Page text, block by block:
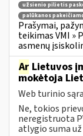
užsienio pilietis
palūkanos
Prašymai,
teikimas VMI »
asmenų
Ar Lietuvos
mokėtoja
Web turinio
Ne, tokios
neregistruota
atlygio suma